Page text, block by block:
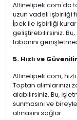
Altinelipek.com'da
uzun vadeli işbirliği
İpek ile işbirliği
geliştirebilirsiniz.
tabanını
5. Hızlı ve
Altinelipek.com,
Toptan
alabilirsiniz. Bu,
sunmasını ve
almasını sağlar.